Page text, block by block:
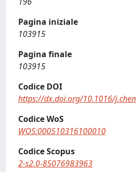
Pagina iniziale
103915
Pagina finale
103915
Codice DOI
https://dx.doi.org/10.1016/
Codice WoS
WOS:000510316100010
Codice Scopus
2-s2.0-85076983963